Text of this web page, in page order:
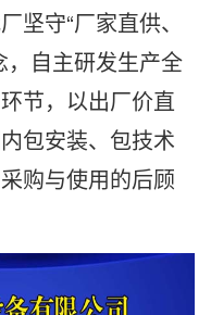
坚守“厂家直供、
，自主研发生产全
节，以出厂价直
包安装、包技术
购与使用的后顾